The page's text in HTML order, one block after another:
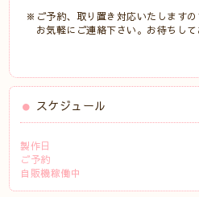
※ご予約、取り置き対応いたしますの
お気軽にご連絡下さい。お待ちし
スケジュール
製作日
ご予約
自販機稼働中